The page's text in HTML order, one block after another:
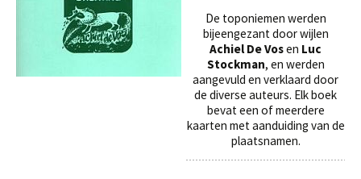
De toponiemen werden
bijeengezant door wijlen
Achiel De Vosen Luc
Stockman, en werden
aangevuld en verklaard door
de diverse auteurs. Elk boek
bevat een of meerdere
kaarten met aanduiding van de
plaatsnamen.